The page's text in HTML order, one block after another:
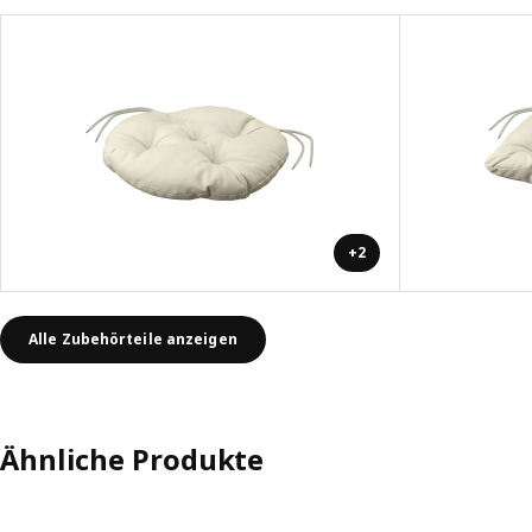
+2
Alle Zubehörteile anzeigen
Ähnliche Produkte